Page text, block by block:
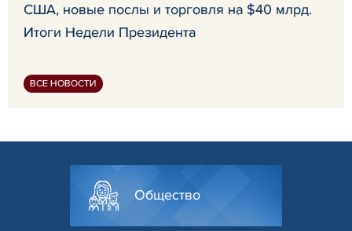
США, новые послы и торговля на $40 млрд.
Итоги Недели Президента
ВСЕ НОВОСТИ
Общество